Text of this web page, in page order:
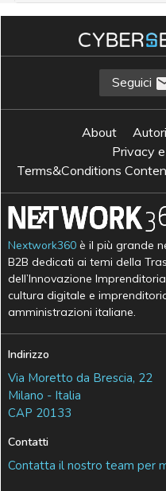
Seguici
About Autori
Privacy
Terms&Conditions
Nextwork360 è il più grande
B2B dedicati ai temi della
dell’Innovazione
cultura digitale e
amministrazioni italiane.
Indirizzo
Via Moretto da Brescia, 22
Milano - Italia
CAP 20133
Contatti
Contatta il nostro team per